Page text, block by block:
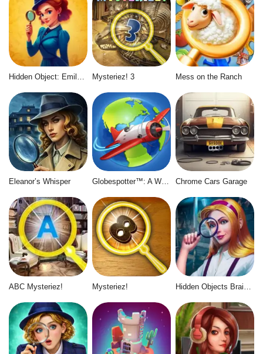
Mysteriez! 3 Mess on the Ranch
Eleanor’s Whisper Globespotter™: A World of Difference™ Chrome Cars Garage
ABC Mysteriez! Mysteriez!